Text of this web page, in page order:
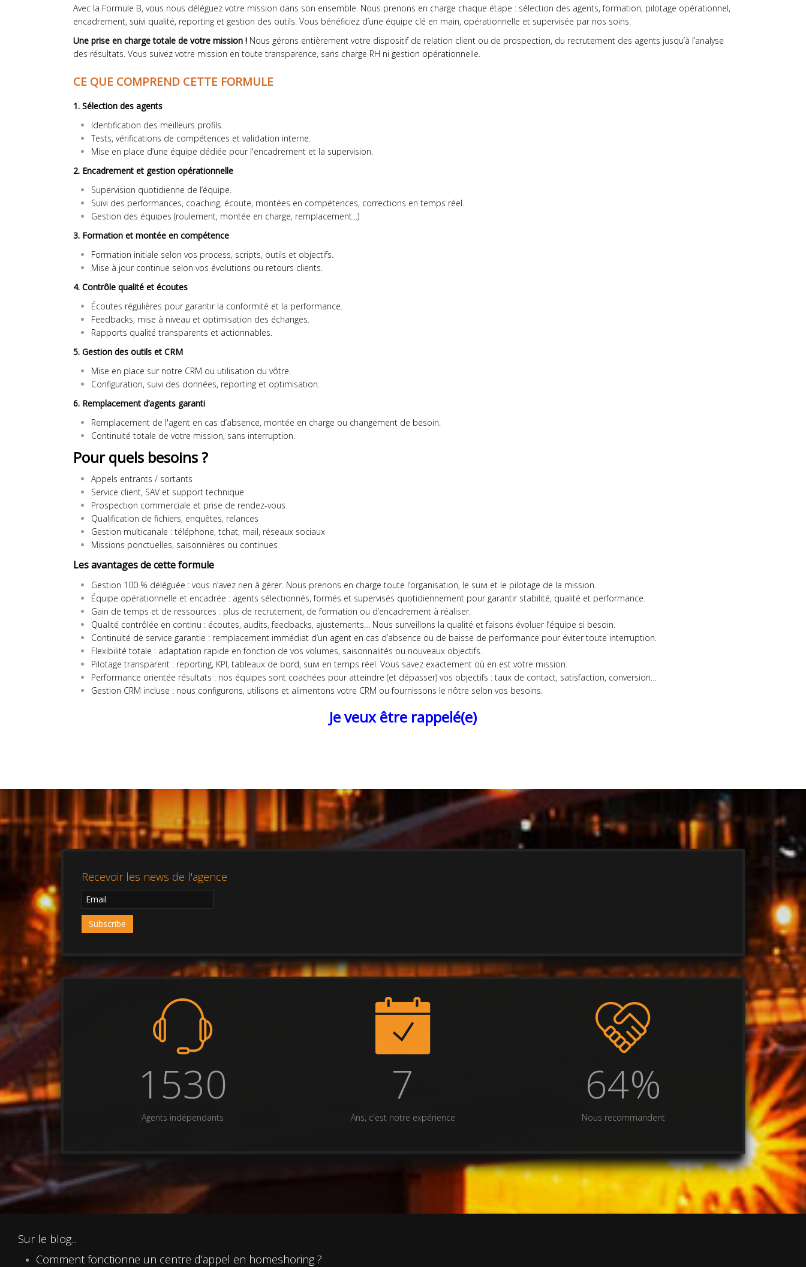
Avec la Formule B, vous nous déléguez votre mission dans son ensemble. Nous prenons en charge chaque étape : sélection des agents, formation, pilotage opérationnel,
encadrement, suivi qualité, reporting et gestion des outils. Vous bénéficiez d’une équipe clé en main, opérationnelle et supervisée par nos soins.
Une prise en charge totale de votre mission ! Nous gérons entièrement votre dispositif de relation client ou de prospection, du recrutement des agents jusqu’à l’analyse
des résultats. Vous suivez votre mission en toute transparence, sans charge RH ni gestion opérationnelle.
CE QUE COMPREND CETTE FORMULE
1. Sélection des agents
Identification des meilleurs profils.
Tests, vérifications de compétences et validation interne.
Mise en place d’une équipe dédiée pour l'encadrement et la supervision.
2. Encadrement et gestion opérationnelle
Supervision quotidienne de l’équipe.
Suivi des performances, coaching, écoute, montées en compétences, corrections en temps réel.
Gestion des équipes (roulement, montée en charge, remplacement...)
3. Formation et montée en compétence
Formation initiale selon vos process, scripts, outils et objectifs.
Mise à jour continue selon vos évolutions ou retours clients.
4. Contrôle qualité et écoutes
Écoutes régulières pour garantir la conformité et la performance.
Feedbacks, mise à niveau et optimisation des échanges.
Rapports qualité transparents et actionnables.
5. Gestion des outils et CRM
Mise en place sur notre CRM ou utilisation du vôtre.
Configuration, suivi des données, reporting et optimisation.
6. Remplacement d’agents garanti
Remplacement de l'agent en cas d’absence, montée en charge ou changement de besoin.
Continuité totale de votre mission, sans interruption.
Pour quels besoins ?
Appels entrants / sortants
Service client, SAV et support technique
Prospection commerciale et prise de rendez-vous
Qualification de fichiers, enquêtes, relances
Gestion multicanale : téléphone, tchat, mail, réseaux sociaux
Missions ponctuelles, saisonnières ou continues
Les avantages de cette formule
Gestion 100 % déléguée : vous n’avez rien à gérer. Nous prenons en charge toute l’organisation, le suivi et le pilotage de la mission.
Équipe opérationnelle et encadrée : agents sélectionnés, formés et supervisés quotidiennement pour garantir stabilité, qualité et performance.
Gain de temps et de ressources : plus de recrutement, de formation ou d’encadrement à réaliser.
Qualité contrôlée en continu : écoutes, audits, feedbacks, ajustements… Nous surveillons la qualité et faisons évoluer l’équipe si besoin.
Continuité de service garantie : remplacement immédiat d’un agent en cas d’absence ou de baisse de performance pour éviter toute interruption.
Flexibilité totale : adaptation rapide en fonction de vos volumes, saisonnalités ou nouveaux objectifs.
Pilotage transparent : reporting, KPI, tableaux de bord, suivi en temps réel. Vous savez exactement où en est votre mission.
Performance orientée résultats : nos équipes sont coachées pour atteindre (et dépasser) vos objectifs : taux de contact, satisfaction, conversion…
Gestion CRM incluse : nous configurons, utilisons et alimentons votre CRM ou fournissons le nôtre selon vos besoins.
Je veux être rappelé(e)
Recevoir les news de l'agence
2016
Agents indépendants
9
Ans, c'est notre expérience
83%
Nous recommandent
Sur le blog...
Comment fonctionne un centre d’appel en homeshoring ?